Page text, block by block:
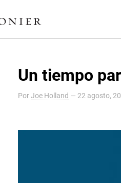
Un tiempo
Por Joe Holland — 22 agosto,